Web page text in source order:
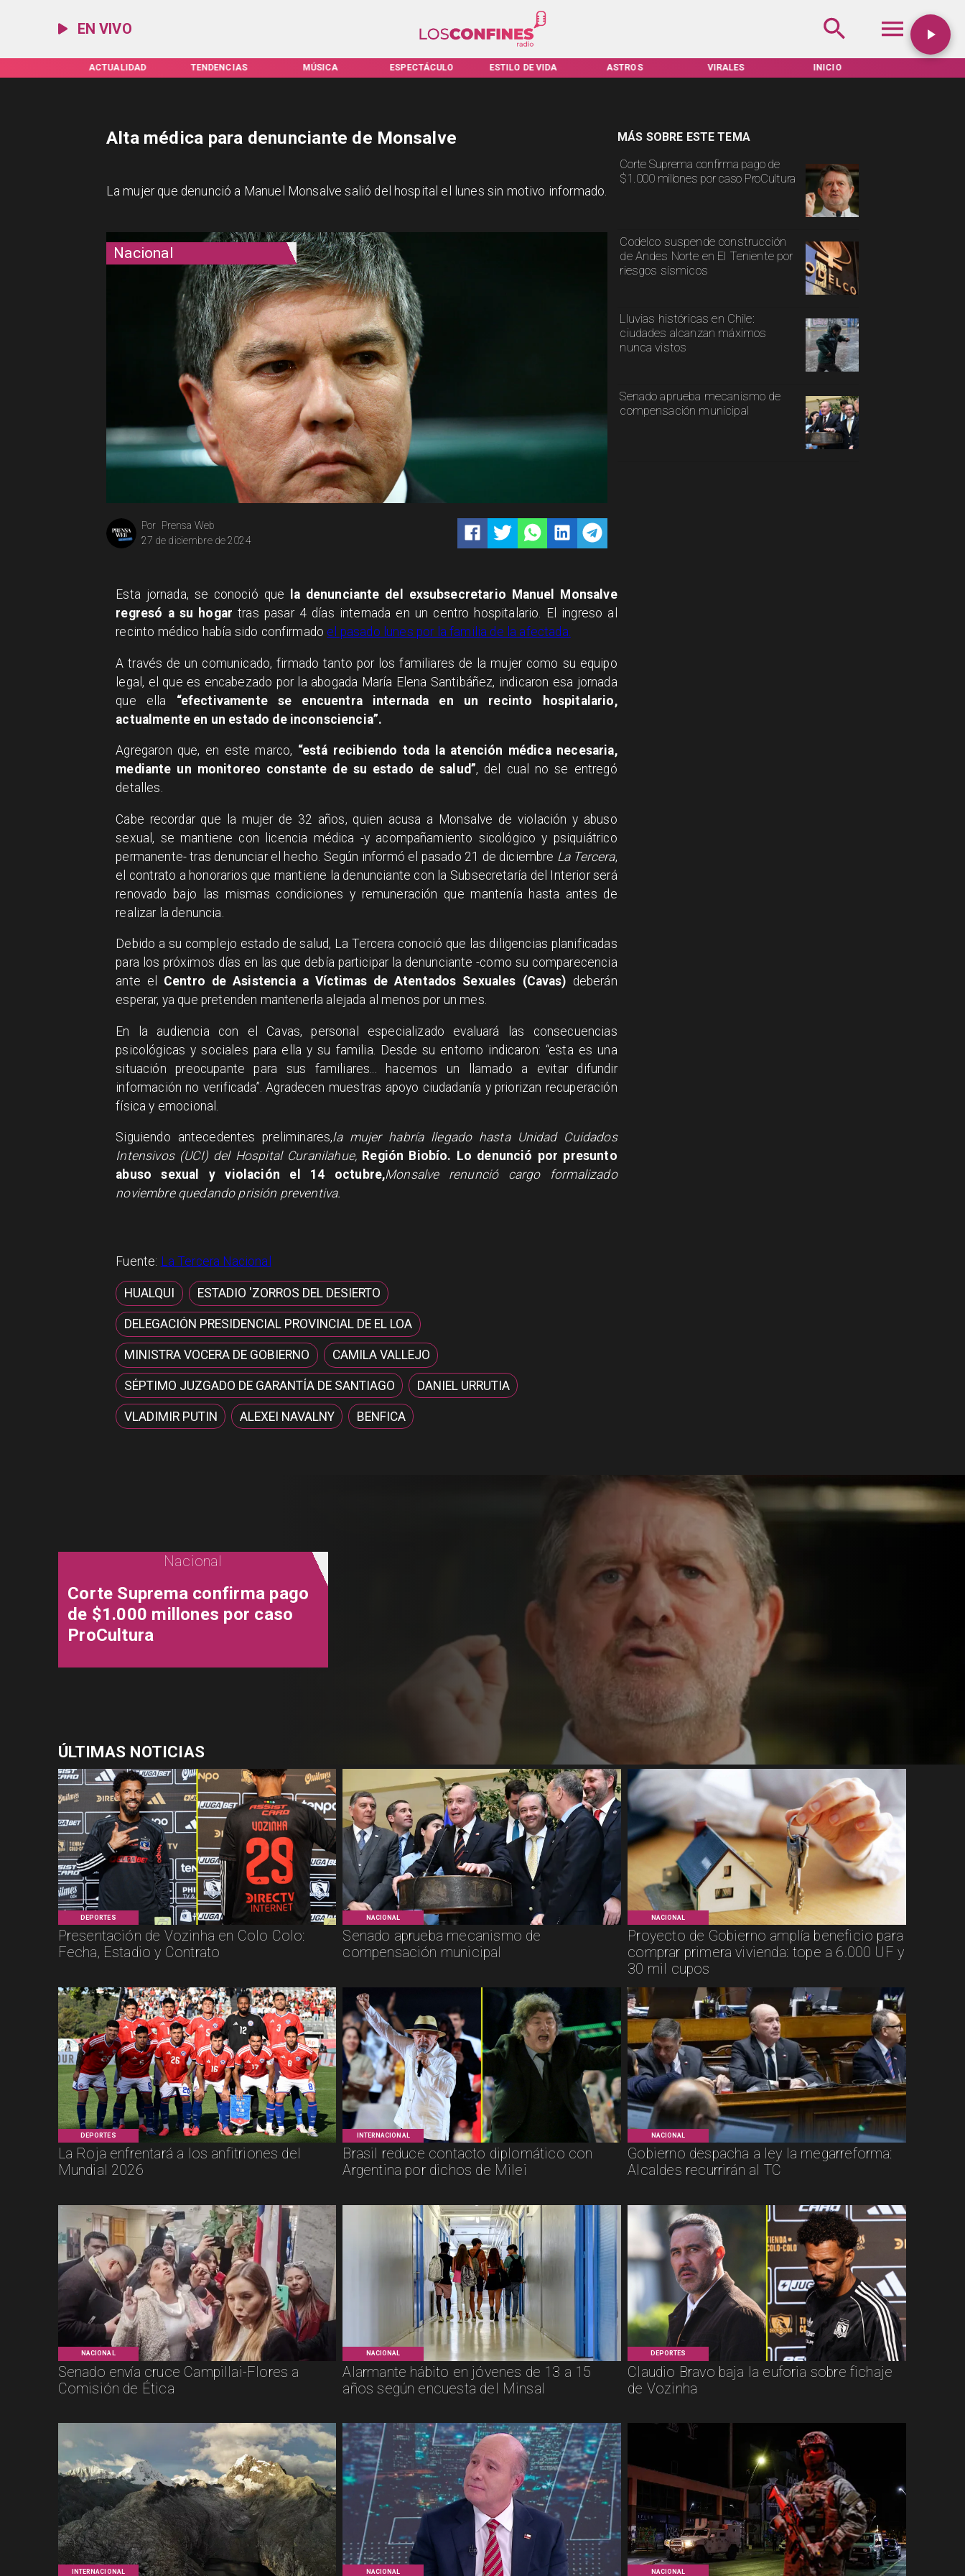
EN VIVO
ACTUALIDAD TENDENCIAS MÚSICA ESPECTÁCULO ESTILO DE VIDA ASTROS VIRALES INICIO
Nacional
Prensa Web
Por
27 de diciembre de 2024
Corte Suprema confirma pago de
$1.000 millones por caso ProCultura
Codelco suspende construcción
de Andes Norte en El Teniente por
riesgos sísmicos
Lluvias históricas en Chile:
ciudades alcanzan máximos
nunca vistos
Senado aprueba mecanismo de
compensación municipal
MÁS SOBRE ESTE TEMA
Alta médica para denunciante de Monsalve
La mujer que denunció a Manuel Monsalve salió del hospital el lunes sin motivo informado.
Esta jornada, se conoció que
la denunciante del exsubsecretario Manuel Monsalve
regresó a su hogar tras pasar 4 días internada en un centro hospitalario. El ingreso al
recinto médico había sido confirmado el pasado lunes por la familia de la afectada.
A través de un comunicado, firmado tanto por los familiares de la mujer como su equipo
legal, el que es encabezado por la abogada María Elena Santibáñez, indicaron esa jornada
que ella “efectivamente se encuentra internada en un recinto hospitalario,
actualmente en un estado de inconsciencia”.
Agregaron que, en este marco, “está recibiendo toda la atención médica necesaria,
mediante un monitoreo constante de su estado de salud”, del cual no se entregó
detalles.
Cabe recordar que la mujer de 32 años, quien acusa a Monsalve de violación y abuso
sexual, se mantiene con licencia médica -y acompañamiento sicológico y psiquiátrico
permanente- tras denunciar el hecho. Según informó el pasado 21 de diciembre La Tercera,
el contrato a honorarios que mantiene la denunciante con la Subsecretaría del Interior será
renovado bajo las mismas condiciones y remuneración que mantenía hasta antes de
realizar la denuncia.
Debido a su complejo estado de salud, La Tercera conoció que las diligencias planificadas
para los próximos días en las que debía participar la denunciante -como su comparecencia
ante el Centro de Asistencia a Víctimas de Atentados Sexuales (Cavas) deberán
esperar, ya que pretenden mantenerla alejada al menos por un mes.
En la audiencia con el Cavas, personal especializado evaluará las consecuencias
psicológicas y sociales para ella y su familia. Desde su entorno indicaron: “esta es una
situación preocupante para sus familiares... hacemos un llamado a evitar difundir
información no verificada”. Agradecen muestras apoyo ciudadanía y priorizan recuperación
física y emocional.
Siguiendo antecedentes preliminares,la mujer habría llegado hasta Unidad Cuidados
Intensivos (UCI) del Hospital Curanilahue, Región Biobío. Lo denunció por presunto
abuso sexual y violación el 14 octubre,Monsalve renunció cargo formalizado
noviembre quedando prisión preventiva.
Fuente: La Tercera Nacional
HUALQUI ESTADIO 'ZORROS DEL DESIERTO
DELEGACIÓN PRESIDENCIAL PROVINCIAL DE EL LOA
MINISTRA VOCERA DE GOBIERNO CAMILA VALLEJO
SÉPTIMO JUZGADO DE GARANTÍA DE SANTIAGO DANIEL URRUTIA
VLADIMIR PUTIN ALEXEI NAVALNY BENFICA
DEPORTES
Presentación de Vozinha en Colo Colo:
Fecha, Estadio y Contrato
NACIONAL
Senado aprueba mecanismo de
compensación municipal
NACIONAL
Proyecto de Gobierno amplía beneficio para
comprar primera vivienda: tope a 6.000 UF y
30 mil cupos
DEPORTES
La Roja enfrentará a los anfitriones del
Mundial 2026
INTERNACIONAL
Brasil reduce contacto diplomático con
Argentina por dichos de Milei
NACIONAL
Gobierno despacha a ley la megarreforma:
Alcaldes recurrirán al TC
NACIONAL
Senado envía cruce Campillai-Flores a
Comisión de Ética
NACIONAL
Alarmante hábito en jóvenes de 13 a 15
años según encuesta del Minsal
DEPORTES
Claudio Bravo baja la euforia sobre fichaje
de Vozinha
INTERNACIONAL NACIONAL NACIONAL
Nacional
Corte Suprema confirma pago
de $1.000 millones por caso
ProCultura
ÚLTIMAS NOTICIAS